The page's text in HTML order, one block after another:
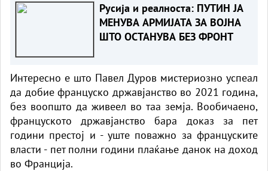
Русија и реалноста: ПУТИН ЈА
МЕНУВА АРМИЈАТА ЗА ВОЈНА
ШТО ОСТАНУВА БЕЗ ФРОНТ
Интересно е што Павел Дуров мистериозно успеал
да добие француско државјанство во 2021 година,
без воопшто да живеел во таа земја. Вообичаено,
француското државјанство бара доказ за пет
години престој и - уште поважно за француските
власти - пет полни години плаќање данок на доход
во Франција.